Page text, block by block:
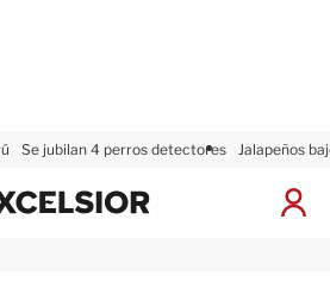
Se jubilan 4 perros detectores Jalapeños
I
x